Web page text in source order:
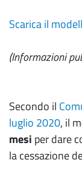
Scarica il
(Informazioni
Secondo il
luglio 2020, il
mesi per dare
la cessazione